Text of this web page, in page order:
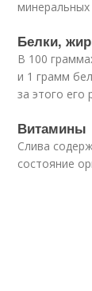
Белки,
В 100
и 1 грамм
за этого его
Витамины
Слива
состояние